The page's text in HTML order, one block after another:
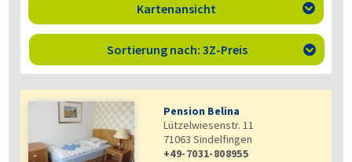
Kartenansicht 
Sortierung nach: 3Z-Preis 
Pension Belina
Lützelwiesenstr. 11
71063 Sindelfingen
+49-7031-808955